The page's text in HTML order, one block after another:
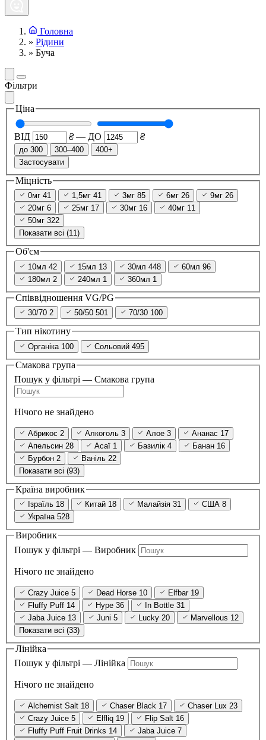
Головна
» Рідини
» Буча
Фільтри
Ціна
ВІД ₴ — ДО ₴
до 300 300–400
400+
Застосувати
Міцність
0мг 41 1,5мг 41 3мг 85 6мг 26 9мг 26
20мг 6 25мг 17 30мг 16 40мг 11
50мг 322
Показати всі (11)
Об'єм
10мл 42 15мл 13 30мл 448 60мл 96
180мл 2 240мл 1 360мл 1
Співвідношення VG/PG
30/70 2 50/50 501 70/30 100
Тип нікотину
Органіка 100 Сольовий 495
Смакова група
Пошук у фільтрі — Смакова група
Нічого не знайдено
Абрикос 2 Алкоголь 3 Алое 3 Ананас 17
Апельсин 28 Асаї 1 Базилік 4 Банан 16
Бурбон 2 Ваніль 22
Показати всі (93)
Країна виробник
Ізраїль 18 Китай 18 Малайзія 31 США 8
Україна 528
Виробник
Пошук у фільтрі — Виробник
Нічого не знайдено
Crazy Juice 5 Dead Horse 10 Elfbar 19
Fluffy Puff 14 Hype 36 In Bottle 31
Jaba Juice 13 Juni 5 Lucky 20 Marvellous 12
Показати всі (33)
Лінійка
Пошук у фільтрі — Лінійка
Нічого не знайдено
Alchemist Salt 18 Chaser Black 17 Chaser Lux 23
Crazy Juice 5 Elfliq 19 Flip Salt 16
Fluffy Puff Fruit Drinks 14 Jaba Juice 7